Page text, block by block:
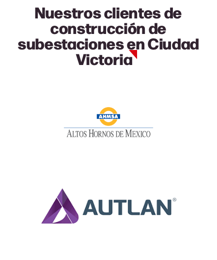
Nuestros clientes de
construcción de
subestaciones en Ciudad
Victoria